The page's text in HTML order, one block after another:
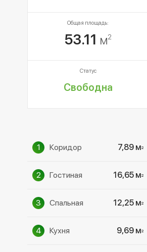
Общая площадь:
53.11 м2
Статус
Свободна
1 Коридор 7,89 м2
2 Гостиная 16,65 м2
3 Спальная 12,25 м2
4 Кухня 9,69 м2